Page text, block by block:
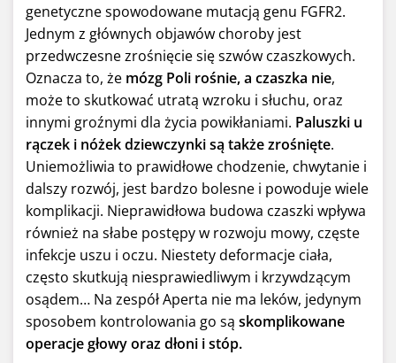
genetyczne spowodowane mutacją genu FGFR2.
Jednym z głównych objawów choroby jest
przedwczesne zrośnięcie się szwów czaszkowych.
Oznacza to, że mózg Poli rośnie, a czaszka nie,
może to skutkować utratą wzroku i słuchu, oraz
innymi groźnymi dla życia powikłaniami. Paluszki u
rączek i nóżek dziewczynki są także zrośnięte.
Uniemożliwia to prawidłowe chodzenie, chwytanie i
dalszy rozwój, jest bardzo bolesne i powoduje wiele
komplikacji. Nieprawidłowa budowa czaszki wpływa
również na słabe postępy w rozwoju mowy, częste
infekcje uszu i oczu. Niestety deformacje ciała,
często skutkują niesprawiedliwym i krzywdzącym
osądem… Na zespół Aperta nie ma leków, jedynym
sposobem kontrolowania go są skomplikowane
operacje głowy oraz dłoni i stóp.